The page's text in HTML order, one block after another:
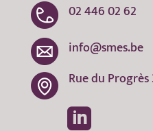
02 446 02 62
info@smes.be
Rue du
